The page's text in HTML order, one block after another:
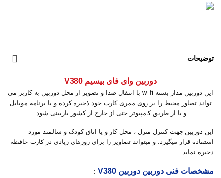
توضیحات
دوربین وای فای بیسیم V380
این دوربین مدار بسته wi fi با انتقال صدا و تصویر از محل دوربین به کاربر می
تواند تصاور محیط را بر روی ممری کارت خود ذخیره کرده و با برنامه موبایل
و یا از طریق کامپیوتر حتی از خارج از کشور بازبینی شود.
این دوربین جهت کنترل منزل ، محل کار و یا اتاق کودک و سالمند مورد
استفاده قرار میگیرد. و میتواند تصاویر را برای روزهای زیادی در کارت حافظه
ذخیره نماید.
مشخصات فنی دوربین دوربین V380 :